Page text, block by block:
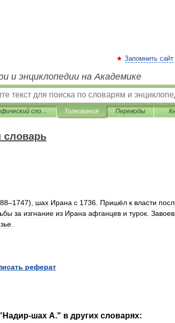
Запомнить сайт
и энциклопедии на Академике
Биографический словарь Толкования Переводы
словарь
–1747), шах Ирана с 1736 Пришёл к власти
за изгнание из Ирана афганцев и турок
реферат
шах А." в других словарях: